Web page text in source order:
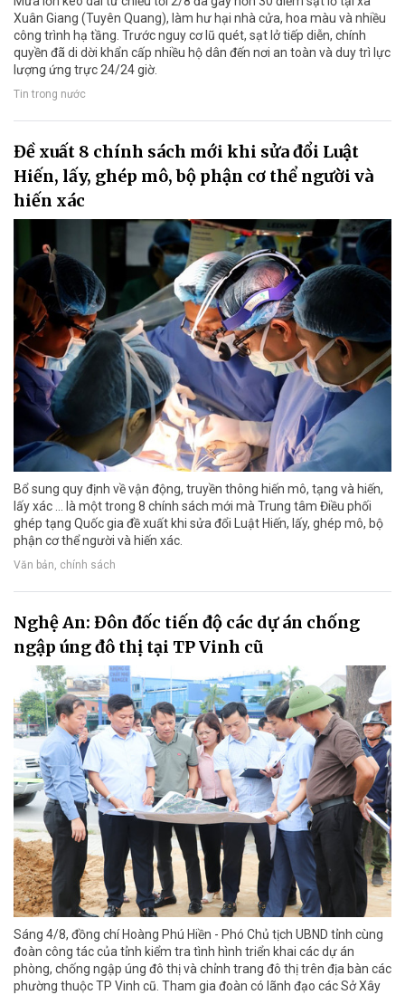
Xuân Giang (Tuyên Quang), làm hư hại nhà cửa, hoa màu và nhiều
công trình hạ tầng. Trước nguy cơ lũ quét, sạt lở tiếp diễn, chính
quyền đã di dời khẩn cấp nhiều hộ dân đến nơi an toàn và duy trì lực
lượng ứng trực 24/24 giờ.
Tin trong nước
Đề xuất 8 chính sách mới khi sửa đổi Luật
Hiến, lấy, ghép mô, bộ phận cơ thể người và
hiến xác
Bổ sung quy định về vận động, truyền thông hiến mô, tạng và hiến,
lấy xác ... là một trong 8 chính sách mới mà Trung tâm Điều phối
ghép tạng Quốc gia đề xuất khi sửa đổi Luật Hiến, lấy, ghép mô, bộ
phận cơ thể người và hiến xác.
Văn bản, chính sách
Nghệ An: Đôn đốc tiến độ các dự án chống
ngập úng đô thị tại TP Vinh cũ
Sáng 4/8, đồng chí Hoàng Phú Hiền - Phó Chủ tịch UBND tỉnh cùng
đoàn công tác của tỉnh kiểm tra tình hình triển khai các dự án
phòng, chống ngập úng đô thị và chỉnh trang đô thị trên địa bàn các
phường thuộc TP Vinh cũ. Tham gia đoàn có lãnh đạo các Sở Xây